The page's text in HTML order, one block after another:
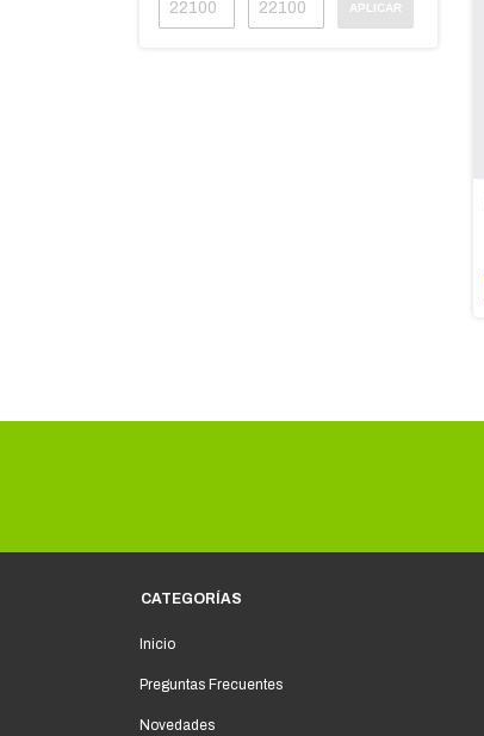
APLICAR
CATEGORÍAS
Inicio
Preguntas Frecuentes
Novedades